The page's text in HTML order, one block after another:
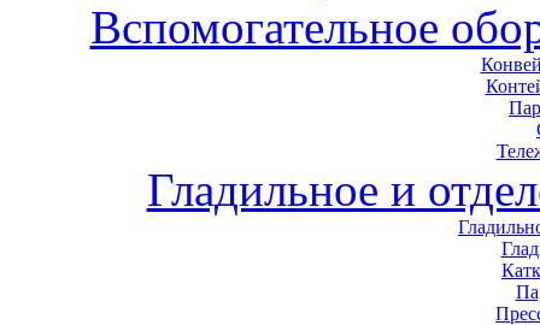
Вспомогательное
Гладильное и